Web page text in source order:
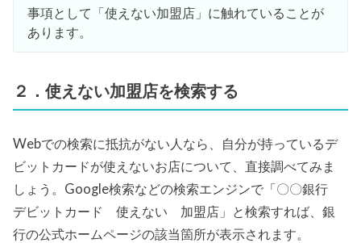
事項として「使えない加盟店」に触れていることが
あります。
２．使えない加盟店を検索する
Webでの検索に抵抗がない人なら、自分が持っているデ
ビットカードが使えないお店について、直接調べてみま
しょう。Google検索などの検索エンジンで「〇〇銀行
デビットカード 使えない 加盟店」と検索すれば、銀
行の公式ホームページの該当箇所が表示されます。